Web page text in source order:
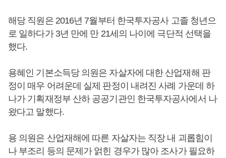
해당 직원은 2016년 7월부터 한국투자공사 고졸 청년으
로 일하다가 3년 만에 만 21세의 나이에 극단적 선택을
했다.
용혜인 기본소득당 의원은 자살자에 대한 산업재해 판
정이 매우 어려운데 실제 판정이 내려진 사례 가운데 하
나가 기획재정부 산하 공공기관인 한국투자공사에서 나
왔다고 말했다.
용 의원은 산업재해에 따른 자살자는 직장 내 괴롭힘이
나 부조리 등의 문제가 얽힌 경우가 많아 조사가 필요하